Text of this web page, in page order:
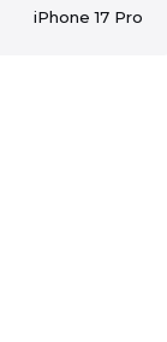
iPhone 17 Pro